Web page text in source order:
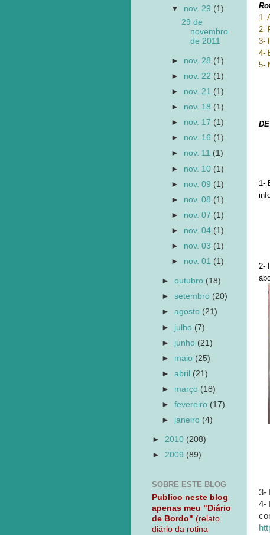
1-
2-
3-
4-
5-
1-
2-
3-
4-
▼ nov. 29 (1)
29 de
novembro
de 2011
► nov. 28 (1)
► nov. 22 (1)
► nov. 21 (1)
► nov. 18 (1)
► nov. 17 (1)
► nov. 16 (1)
► nov. 11 (1)
► nov. 10 (1)
► nov. 09 (1)
► nov. 08 (1)
► nov. 07 (1)
► nov. 04 (1)
► nov. 03 (1)
► nov. 01 (1)
►outubro (18)
►setembro (20)
►agosto (21)
► julho (7)
► junho (21)
► maio (25)
►abril (21)
► março (18)
►fevereiro (17)
► janeiro (4)
► 2010 (208)
► 2009 (89)
SOBRE ESTE BLOG
Publico neste blog
apenas meu "Diário
de Bordo" (relato
diário da rotina